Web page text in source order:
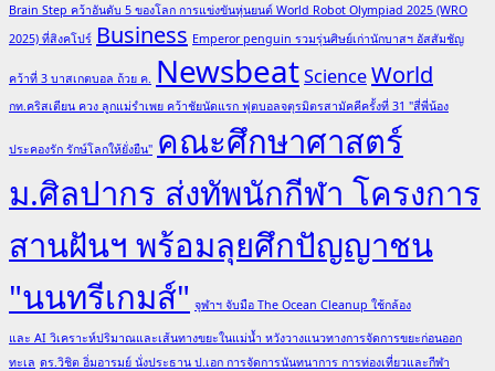
Brain Step คว้าอันดับ 5 ของโลก การแข่งขันหุ่นยนต์ World Robot Olympiad 2025 (WRO
2025) ที่สิงคโปร์ Business Emperor penguin รวมรุ่นศิษย์เก่านักบาสฯ อัสสัมชัญ
คว้าที่ 3 บาสเกตบอล ถ้วย ค. NewsbeatScienceWorld
กท.คริสเตียน ควง ลูกแม่รำเพย คว้าชัยนัดแรก ฟุตบอลจตุรมิตรสามัคคีครั้งที่ 31 "สี่พี่น้อง
ประคองรัก รักษ์โลกให้ยั่งยืน" คณะศึกษาศาสตร์
ม.ศิลปากร ส่งทัพนักกีฬา โครงการ
สานฝันฯ พร้อมลุยศึกปัญญาชน
"นนทรีเกมส์" จุฬาฯ จับมือ The Ocean Cleanup ใช้กล้อง
และ AI วิเคราะห์ปริมาณและเส้นทางขยะในแม่น้ำ หวังวางแนวทางการจัดการขยะก่อนออก
ทะเล ดร.วิชิต อิ่มอารมย์ นั่งประธาน ป.เอก การจัดการนันทนาการ การท่องเที่ยวและกีฬา